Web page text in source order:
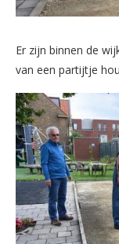
Er zijn binnen de
van een partijtje